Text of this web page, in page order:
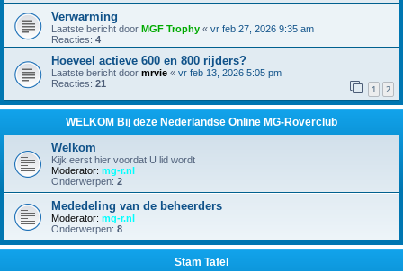
Verwarming
Laatste bericht door MGF Trophy « vr feb 27, 2026 9:35 am
Reacties: 4
Hoeveel actieve 600 en 800 rijders?
Laatste bericht door mrvie « vr feb 13, 2026 5:05 pm
Reacties: 21 1 2
WELKOM Bij deze Nederlandse Online MG-Roverclub
Welkom
Kijk eerst hier voordat U lid wordt
Moderator: mg-r.nl
Onderwerpen: 2
Mededeling van de beheerders
Moderator: mg-r.nl
Onderwerpen: 8
Stam Tafel